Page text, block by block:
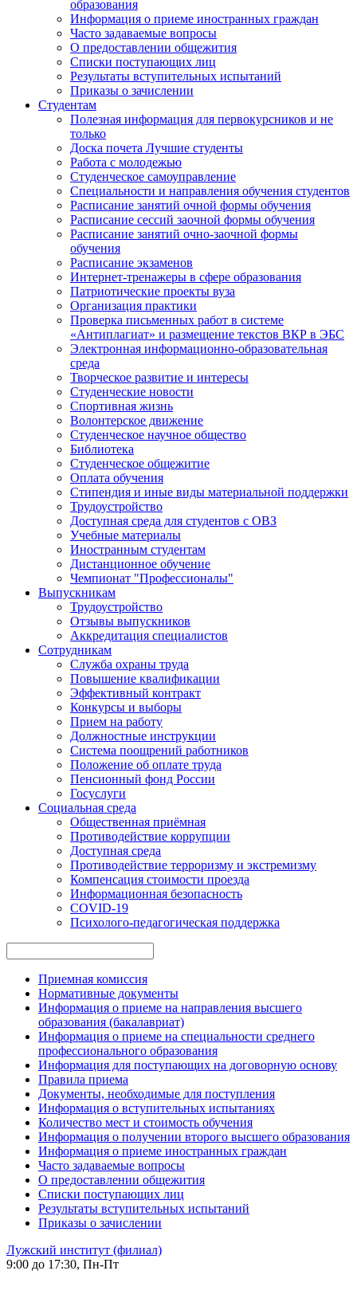
образования
Информация о приеме иностранных граждан
Часто задаваемые вопросы
О предоставлении общежития
Списки поступающих лиц
Результаты вступительных испытаний
Приказы о зачислении
Студентам
Полезная информация для первокурсников и не
только
Доска почета Лучшие студенты
Работа с молодежью
Студенческое самоуправление
Специальности и направления обучения студентов
Расписание занятий очной формы обучения
Расписание сессий заочной формы обучения
Расписание занятий очно-заочной формы
обучения
Расписание экзаменов
Интернет-тренажеры в сфере образования
Патриотические проекты вуза
Организация практики
Проверка письменных работ в системе
«Антиплагиат» и размещение текстов ВКР в ЭБС
Электронная информационно-образовательная
среда
Творческое развитие и интересы
Студенческие новости
Спортивная жизнь
Волонтерское движение
Студенческое научное общество
Библиотека
Студенческое общежитие
Оплата обучения
Стипендия и иные виды материальной поддержки
Трудоустройство
Доступная среда для студентов с ОВЗ
Учебные материалы
Иностранным студентам
Дистанционное обучение
Чемпионат "Профессионалы"
Выпускникам
Трудоустройство
Отзывы выпускников
Аккредитация специалистов
Сотрудникам
Служба охраны труда
Повышение квалификации
Эффективный контракт
Конкурсы и выборы
Прием на работу
Должностные инструкции
Система поощрений работников
Положение об оплате труда
Пенсионный фонд России
Госуслуги
Социальная среда
Общественная приёмная
Противодействие коррупции
Доступная среда
Противодействие терроризму и экстремизму
Компенсация стоимости проезда
Информационная безопасность
COVID-19
Психолого-педагогическая поддержка
Приемная комиссия
Нормативные документы
Информация о приеме на направления высшего
образования (бакалавриат)
Информация о приеме на специальности среднего
профессионального образования
Информация для поступающих на договорную основу
Правила приема
Документы, необходимые для поступления
Информация о вступительных испытаниях
Количество мест и стоимость обучения
Информация о получении второго высшего образования
Информация о приеме иностранных граждан
Часто задаваемые вопросы
О предоставлении общежития
Списки поступающих лиц
Результаты вступительных испытаний
Приказы о зачислении
Лужский институт (филиал)
9:00 до 17:30, Пн-Пт